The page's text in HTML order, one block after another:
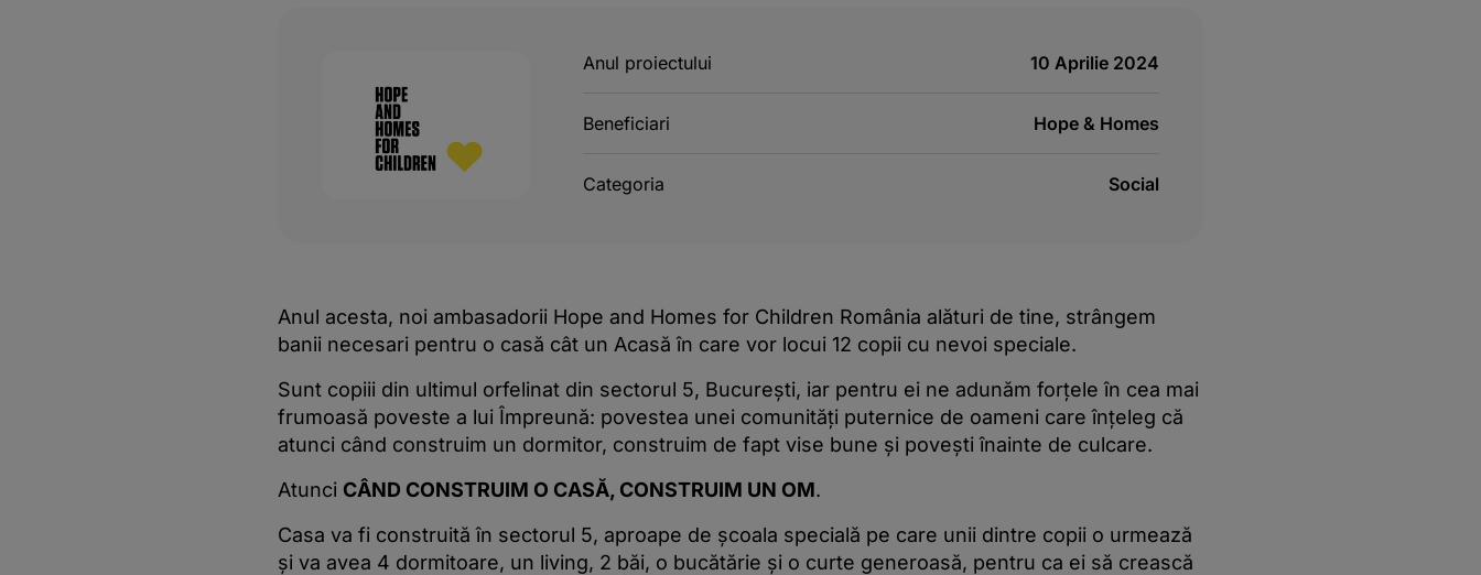
Anul proiectului 10 Aprilie 2024
Beneficiari Hope & Homes
Categoria Social
Anul acesta, noi ambasadorii Hope and Homes for Children România alături de tine, strângem
banii necesari pentru o casă cât un Acasă în care vor locui 12 copii cu nevoi speciale.
Sunt copiii din ultimul orfelinat din sectorul 5, București, iar pentru ei ne adunăm forțele în cea mai
frumoasă poveste a lui Împreună: povestea unei comunități puternice de oameni care înțeleg că
atunci când construim un dormitor, construim de fapt vise bune și povești înainte de culcare.
Atunci CÂND CONSTRUIM O CASĂ, CONSTRUIM UN OM.
Casa va fi construită în sectorul 5, aproape de școala specială pe care unii dintre copii o urmează
și va avea 4 dormitoare, un living, 2 băi, o bucătărie și o curte generoasă, pentru ca ei să crească